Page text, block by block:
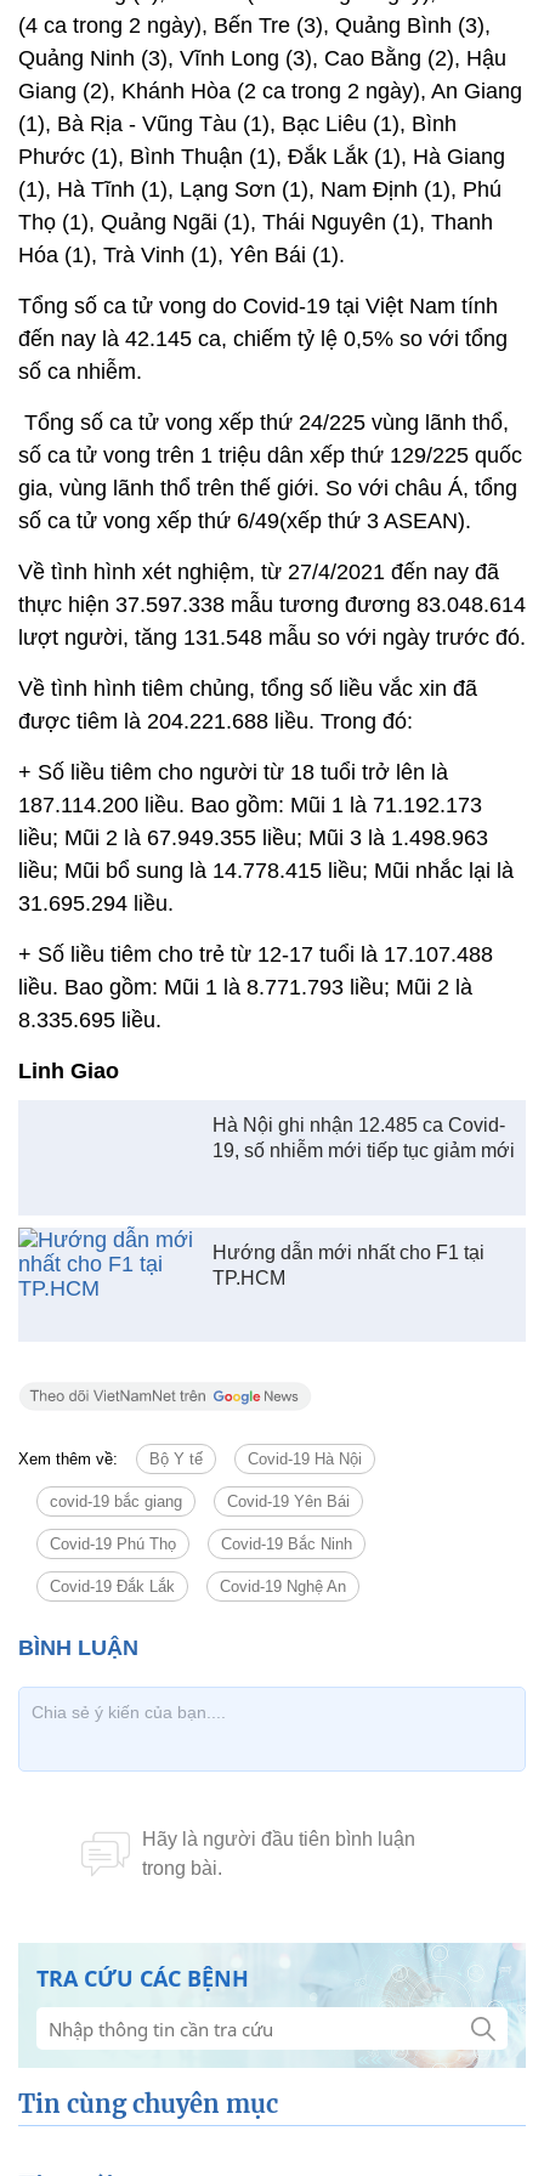
(4 ca trong 2 ngày), Bến Tre (3), Quảng Bình (3),
Quảng Ninh (3), Vĩnh Long (3), Cao Bằng (2), Hậu
Giang (2), Khánh Hòa (2 ca trong 2 ngày), An Giang
(1), Bà Rịa - Vũng Tàu (1), Bạc Liêu (1), Bình
Phước (1), Bình Thuận (1), Đắk Lắk (1), Hà Giang
(1), Hà Tĩnh (1), Lạng Sơn (1), Nam Định (1), Phú
Thọ (1), Quảng Ngãi (1), Thái Nguyên (1), Thanh
Hóa (1), Trà Vinh (1), Yên Bái (1).
Tổng số ca tử vong do Covid-19 tại Việt Nam tính
đến nay là 42.145 ca, chiếm tỷ lệ 0,5% so với tổng
số ca nhiễm.
Tổng số ca tử vong xếp thứ 24/225 vùng lãnh thổ,
số ca tử vong trên 1 triệu dân xếp thứ 129/225 quốc
gia, vùng lãnh thổ trên thế giới. So với châu Á, tổng
số ca tử vong xếp thứ 6/49(xếp thứ 3 ASEAN).
Về tình hình xét nghiệm, từ 27/4/2021 đến nay đã
thực hiện 37.597.338 mẫu tương đương 83.048.614
lượt người, tăng 131.548 mẫu so với ngày trước đó.
Về tình hình tiêm chủng, tổng số liều vắc xin đã
được tiêm là 204.221.688 liều. Trong đó:
+ Số liều tiêm cho người từ 18 tuổi trở lên là
187.114.200 liều. Bao gồm: Mũi 1 là 71.192.173
liều; Mũi 2 là 67.949.355 liều; Mũi 3 là 1.498.963
liều; Mũi bổ sung là 14.778.415 liều; Mũi nhắc lại là
31.695.294 liều.
+ Số liều tiêm cho trẻ từ 12-17 tuổi là 17.107.488
liều. Bao gồm: Mũi 1 là 8.771.793 liều; Mũi 2 là
8.335.695 liều.
Linh Giao
Hà Nội ghi nhận 12.485 ca Covid-
19, số nhiễm mới tiếp tục giảm mới
Hướng dẫn mới nhất cho F1 tại
TP.HCM
Xem thêm về: Bộ Y tế Covid-19 Hà Nội
covid-19 bắc giang Covid-19 Yên Bái
Covid-19 Phú Thọ Covid-19 Bắc Ninh
Covid-19 Đắk Lắk Covid-19 Nghệ An
TRA CỨU CÁC BỆNH
Tin cùng chuyên mục